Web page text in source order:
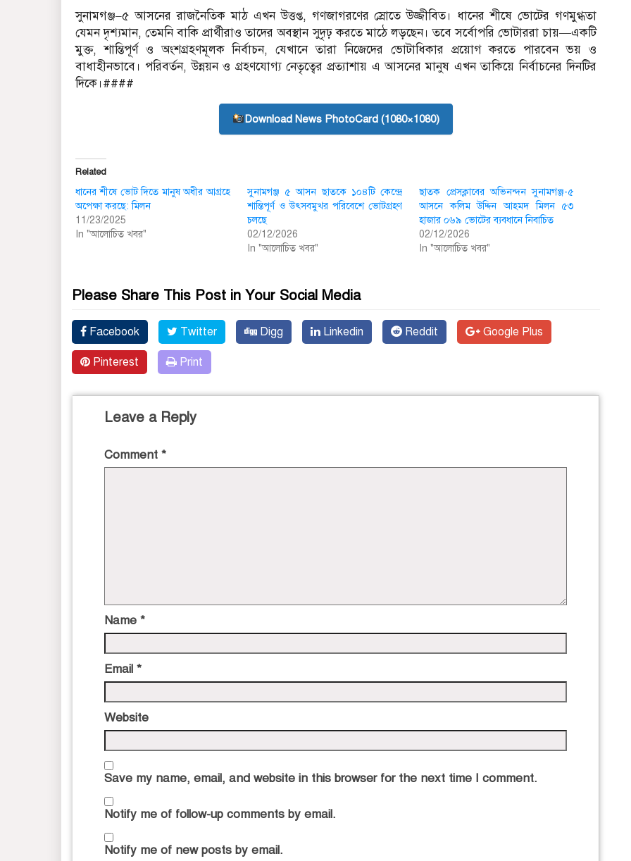
সুনামগঞ্জ–৫ আসনের রাজনৈতিক মাঠ এখন উত্তপ্ত, গণজাগরণের স্রোতে উজ্জীবিত। ধানের শীষে ভোটের গণমুগ্ধতা
যেমন দৃশ্যমান, তেমনি বাকি প্রার্থীরাও তাদের অবস্থান সুদৃঢ় করতে মাঠে লড়ছেন। তবে সর্বোপরি ভোটাররা চায়—একটি
মুক্ত, শান্তিপূর্ণ ও অংশগ্রহণমূলক নির্বাচন, যেখানে তারা নিজেদের ভোটাধিকার প্রয়োগ করতে পারবেন ভয় ও
বাধাহীনভাবে। পরিবর্তন, উন্নয়ন ও গ্রহণযোগ্য নেতৃত্বের প্রত্যাশায় এ আসনের মানুষ এখন তাকিয়ে নির্বাচনের দিনটির
দিকে।####
Download News PhotoCard (1080×1080)
Related
ধানের শীষে ভোট দিতে মানুষ অধীর আগ্রহে
অপেক্ষা করছে: মিলন
11/23/2025
In "আলোচিত খবর"
সুনামগঞ্জ ৫ আসন ছাতকে ১০৪টি কেন্দ্রে
শান্তিপূর্ণ ও উৎসবমুখর পরিবেশে ভোটগ্রহণ
চলছে
02/12/2026
In "আলোচিত খবর"
ছাতক প্রেসক্লা‌বের অ‌ভিনন্দন সুনামগঞ্জ-৫
আসনে কলিম উদ্দিন আহমদ মিলন ৫৩
হাজার ০৬৯ ভোটের ব্যবধানে নিবা‌চিত
02/12/2026
In "আলোচিত খবর"
Please Share This Post in Your Social Media
Facebook Twitter Digg Linkedin Reddit Google Plus
Pinterest Print
Leave a Reply
Comment *
Name *
Email *
Website
Save my name, email, and website in this browser for the next time I comment.
Notify me of follow-up comments by email.
Notify me of new posts by email.